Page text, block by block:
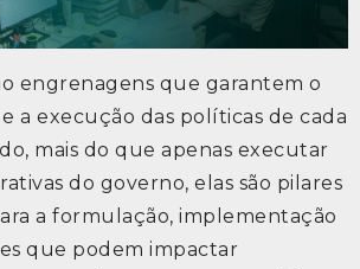
engrenagens que garantem o
a execução das políticas de cada
mais do que apenas executar
do governo, elas são pilares
a formulação, implementação
que podem impactar